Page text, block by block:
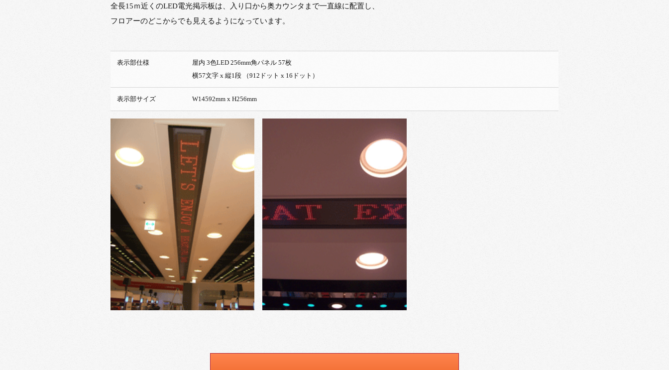
全長15ｍ近くのLED電光掲示板は、入り口から奥カウンタまで一直線に配置し、
フロアーのどこからでも見えるようになっています。
表示部仕様
屋内 3色LED 256mm角パネル 57枚
横57文字 x 縦1段 （912ドット x 16ドット）
表示部サイズ W14592mm x H256mm